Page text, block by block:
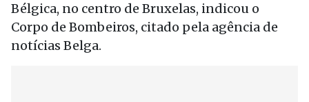
Bélgica, no centro de Bruxelas, indicou o
Corpo de Bombeiros, citado pela agência de
notícias Belga.